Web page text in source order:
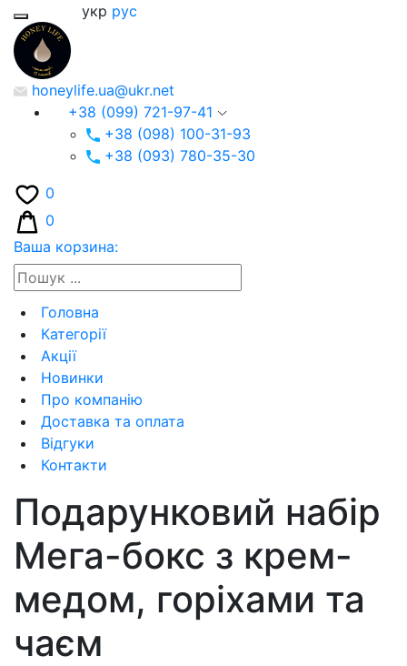
укр рус
honeylife.ua@ukr.net
+38 (099) 721-97-41
+38 (098) 100-31-93
+38 (093) 780-35-30
0
0
Ваша корзина:
Головна
Категорії
Акції
Новинки
Про компанію
Доставка та оплата
Відгуки
Контакти
Подарунковий набір
Мега-бокс з крем-
медом, горіхами та
чаєм